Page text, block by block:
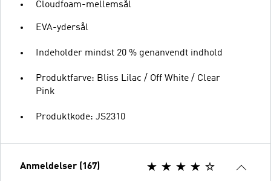
Cloudfoam-mellemsål
EVA-ydersål
Indeholder mindst 20 % genanvendt indhold
Produktfarve: Bliss Lilac / Off White / Clear
Pink
Produktkode: JS2310
Anmeldelser (167)